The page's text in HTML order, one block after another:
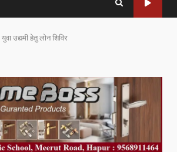
युवा उद्यमी हेतु लोन शिविर